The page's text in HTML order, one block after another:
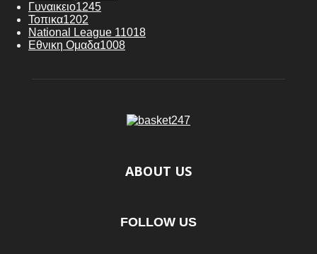
Γυναικειο1245
Τοπικα1202
National League 11018
Εθνικη Ομαδα1008
ABOUT US
FOLLOW US